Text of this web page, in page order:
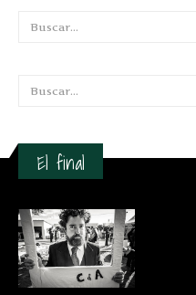
El final